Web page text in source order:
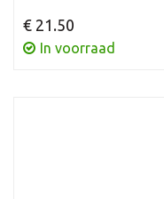
€ 21.50
In voorraad